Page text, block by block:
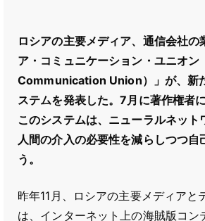
ロシアの主要メディア、通信会社の
ア・コミュニケーション・ユニオ
Communication Union）」が、新
ステムを発表した。7月に著作権者
このシステムは、ニューラルネット
人間の介入の必要性を減らしつつ自
う。
昨年11月、ロシアの主要メディアと
は、インターネット上の海賊版コン